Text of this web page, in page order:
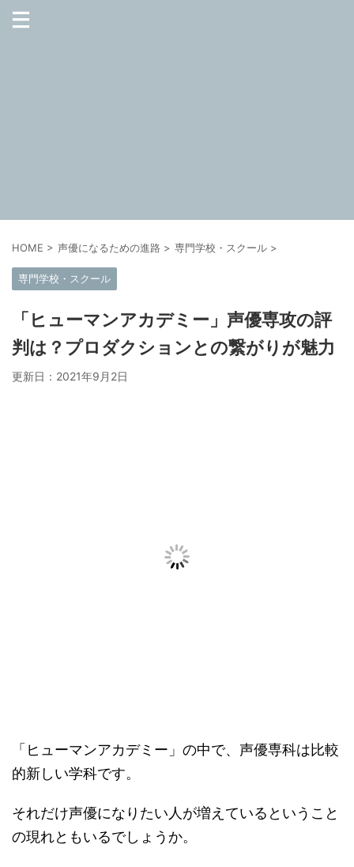
HOME > 声優になるための進路 > 専門学校・スクール >
専門学校・スクール
「ヒューマンアカデミー」声優専攻の評
判は？プロダクションとの繋がりが魅力
更新日： 2021年9月2日
「ヒューマンアカデミー」の中で、声優専科は比較
的新しい学科です。
それだけ声優になりたい人が増えているということ
の現れともいるでしょうか。